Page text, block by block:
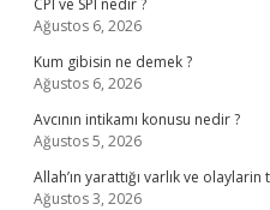
CPI ve SPI nedir ?
Ağustos 6, 2026
Kum gibisin ne demek ?
Ağustos 6, 2026
Avcının intikamı konusu nedir ?
Ağustos 5, 2026
Allah’ın yarattığı varlık ve
Ağustos 3, 2026